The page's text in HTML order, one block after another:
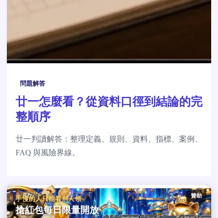
問題解答
廿一怎麼看？從資料口徑到結論的完
整順序
廿一判讀解答：整理定義、規則、資料、指標、案例、
FAQ 與風險界線。
贊助
手慢的人只能看別人領
搶紅包每日限量開放